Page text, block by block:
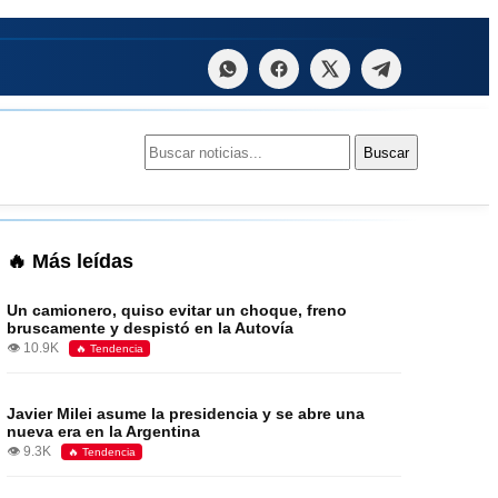
Buscar: Buscar
🔥 Más leídas
Un camionero, quiso evitar un choque, freno
bruscamente y despistó en la Autovía
👁️ 10.9K 🔥 Tendencia
Javier Milei asume la presidencia y se abre una
nueva era en la Argentina
👁️ 9.3K 🔥 Tendencia